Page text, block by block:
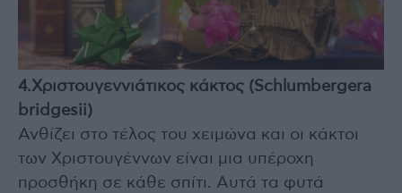
4.Χριστουγεννιάτικος κάκτος (Schlumbergera
bridgesii)
Ανθίζει στο τέλος του χειμώνα και οι κάκτοι
των Χριστουγέννων είναι μια υπέροχη
προσθήκη σε κάθε σπίτι. Αυτά τα φυτά